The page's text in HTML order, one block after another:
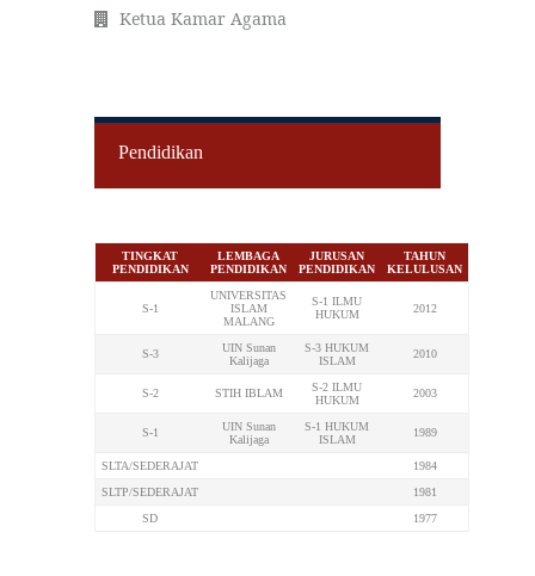
Ketua Kamar Agama
Pendidikan
TINGKAT
PENDIDIKAN
LEMBAGA
PENDIDIKAN
JURUSAN
PENDIDIKAN
TAHUN
KELULUSAN
S-1
UNIVERSITAS
ISLAM
MALANG
S-1 ILMU
HUKUM
2012
S-3
UIN Sunan
Kalijaga
S-3 HUKUM
ISLAM
2010
S-2 STIH IBLAM
S-2 ILMU
HUKUM
2003
S-1
UIN Sunan
Kalijaga
S-1 HUKUM
ISLAM
1989
SLTA/SEDERAJAT
1984
SLTP/SEDERAJAT
1981
SD
1977